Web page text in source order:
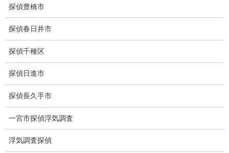
身元調査
人探し
失踪・家出調査
所在確認調査
調査料金
浮気調査特別プラン
ストーカー関連調査料金
探偵豊橋市
探偵春日井市
探偵千種区
探偵日進市
探偵長久手市
一宮市探偵浮気調査
浮気調査探偵